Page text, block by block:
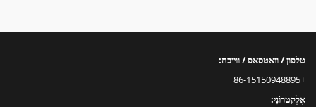
טלפון / וואטסאפ / ווייבח:
+86-15150948895
אֶלֶקטרוֹנִי: